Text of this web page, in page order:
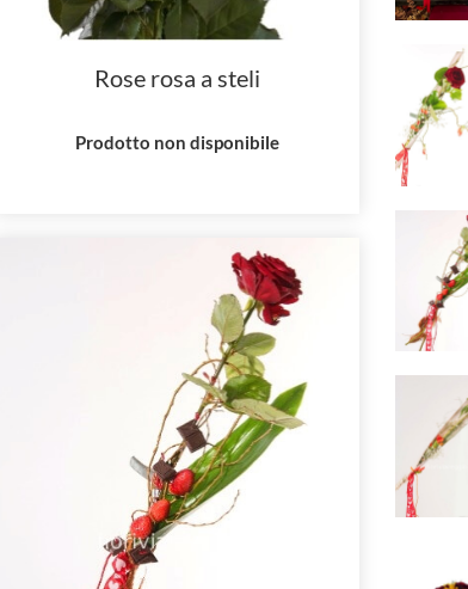
Rose rosa a steli
Prodotto non disponibile